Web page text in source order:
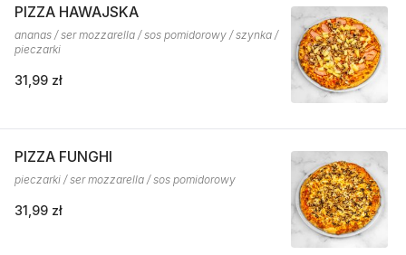
PIZZA HAWAJSKA
ananas / ser mozzarella / sos pomidorowy / szynka /
pieczarki
31,99 zł
PIZZA FUNGHI
pieczarki / ser mozzarella / sos pomidorowy
31,99 zł